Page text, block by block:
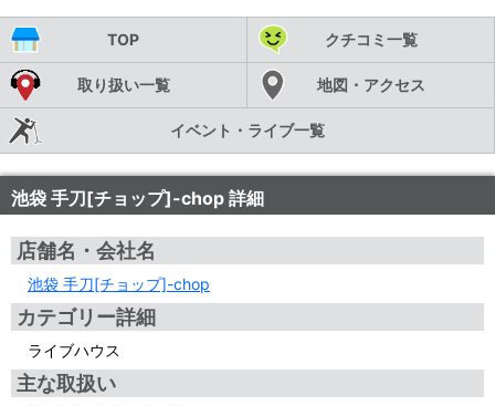
TOP クチコミ一覧
取り扱い一覧 地図・アクセス
イベント・ライブ一覧
池袋 手刀[チョップ]-chop 詳細
店舗名・会社名
池袋 手刀[チョップ]-chop
カテゴリー詳細
ライブハウス
主な取扱い